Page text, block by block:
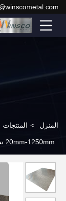
المنزل > المنتجات